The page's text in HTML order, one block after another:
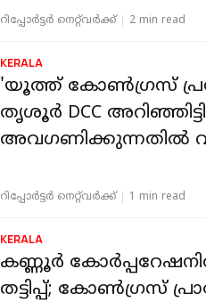
റിപ്പോർട്ടർ നെറ്റ്‌വര്‍ക്ക്‌ 2 min read
KERALA
'യൂത്ത് കോൺഗ്രസ്
തൃശൂർ DCC
അവഗണിക്കുന്നതിൽ
റിപ്പോർട്ടർ നെറ്റ്‌വര്‍ക്ക്‌ 1 min read
KERALA
കണ്ണൂര്‍
തട്ടിപ്പ്; കോണ്‍ഗ്രസ് പ്രാദേശിക നേതാവിനെതിരെ